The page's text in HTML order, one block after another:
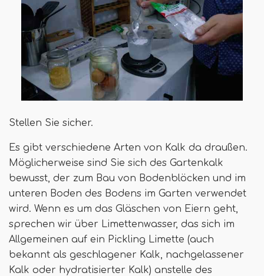
Stellen Sie sicher.
Es gibt verschiedene Arten von Kalk da draußen.
Möglicherweise sind Sie sich des Gartenkalk
bewusst, der zum Bau von Bodenblöcken und im
unteren Boden des Bodens im Garten verwendet
wird. Wenn es um das Gläschen von Eiern geht,
sprechen wir über Limettenwasser, das sich im
Allgemeinen auf ein Pickling Limette (auch
bekannt als geschlagener Kalk, nachgelassener
Kalk oder hydratisierter Kalk) anstelle des